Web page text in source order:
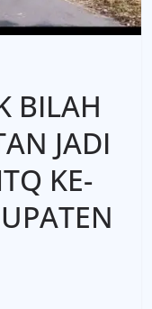
BILAH
JADI
KE-